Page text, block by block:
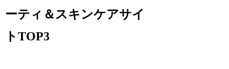
ーティ＆スキンケアサイ
トTOP3